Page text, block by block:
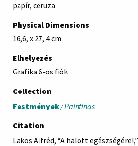
papír, ceruza
Physical Dimensions
16,6, x 27, 4 cm
Elhelyezés
Grafika 6-os fiók
Collection
Festmények / Paintings
Citation
Lakos Alfréd, “A halott egészségére!,”